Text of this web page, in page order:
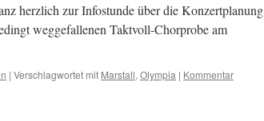
herzlich zur Infostunde über die Konzertplanung
weggefallenen Taktvoll-Chorprobe am
| Verschlagwortet mit Marstall, Olympia | Kommentar